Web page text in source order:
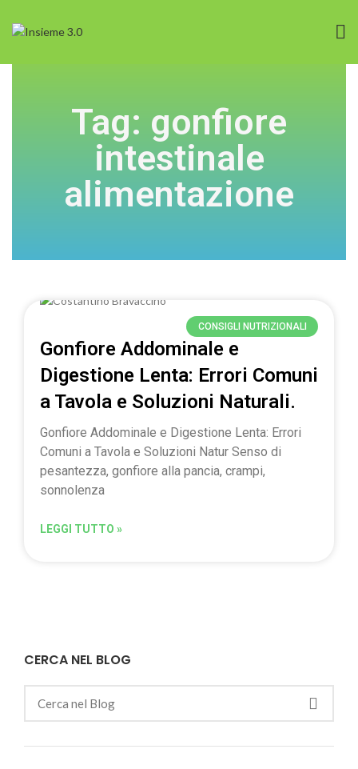
Tag: gonfiore
intestinale
alimentazione
CONSIGLI NUTRIZIONALI
Gonfiore Addominale e
Digestione Lenta: Errori Comuni
a Tavola e Soluzioni Naturali.
Gonfiore Addominale e Digestione Lenta: Errori
Comuni a Tavola e Soluzioni Natur Senso di
pesantezza, gonfiore alla pancia, crampi,
sonnolenza
LEGGI TUTTO »
CERCA NEL BLOG